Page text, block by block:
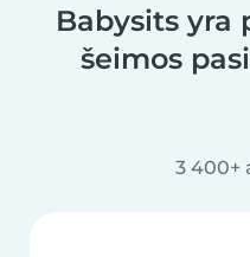
Babysits yra
šeimos
3 400+